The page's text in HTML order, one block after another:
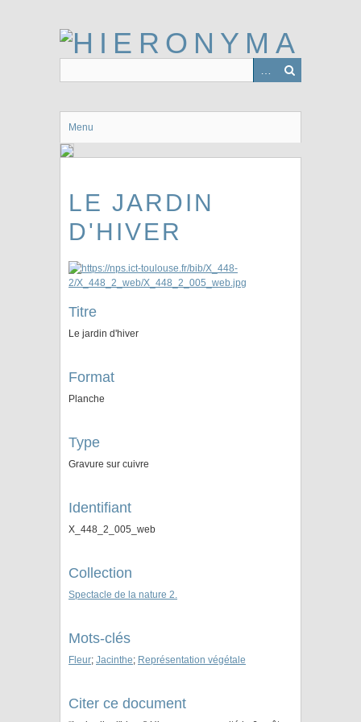
Menu
LE JARDIN
D'HIVER
Titre
Le jardin d'hiver
Format
Planche
Type
Gravure sur cuivre
Identifiant
X_448_2_005_web
Collection
Spectacle de la nature 2.
Mots-clés
Fleur; Jacinthe; Représentation végétale
Citer ce document